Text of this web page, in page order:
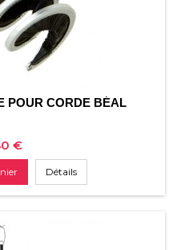
POUR CORDE BÉAL
€
Détails